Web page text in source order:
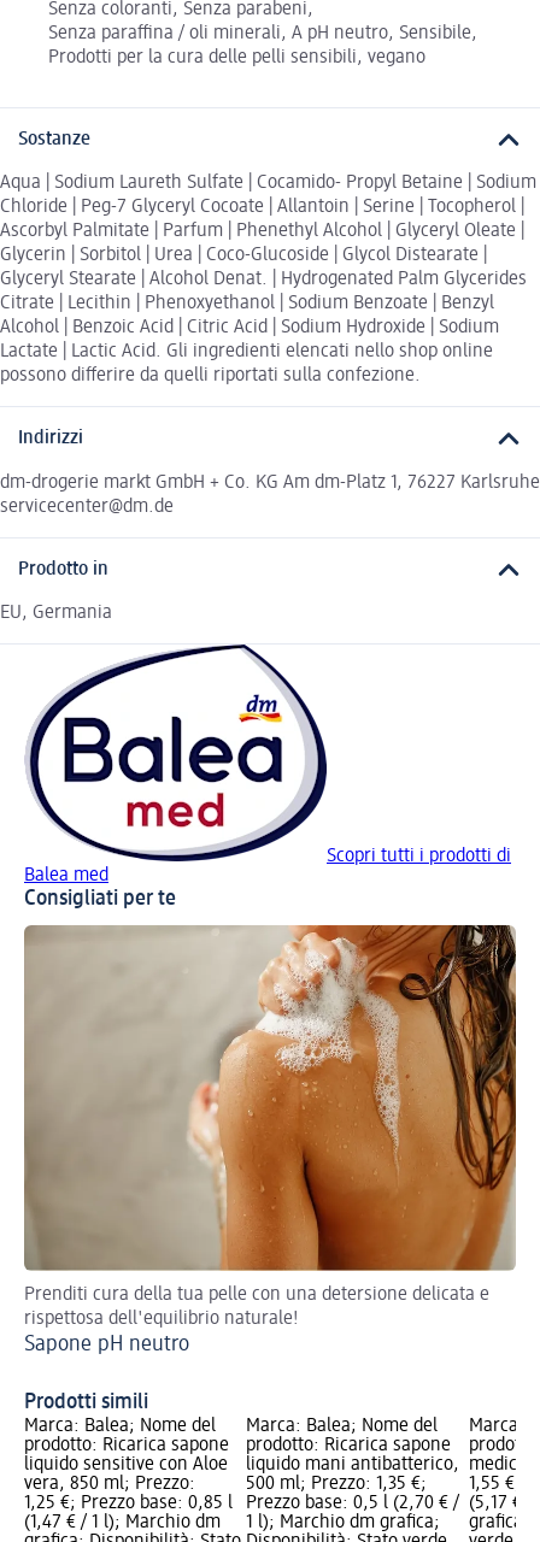
Senza coloranti, Senza parabeni,
Senza paraffina / oli minerali, A pH neutro, Sensibile,
Prodotti per la cura delle pelli sensibili, vegano
Sostanze
Aqua | Sodium Laureth Sulfate | Cocamido- Propyl Betaine | Sodium
Chloride | Peg-7 Glyceryl Cocoate | Allantoin | Serine | Tocopherol |
Ascorbyl Palmitate | Parfum | Phenethyl Alcohol | Glyceryl Oleate |
Glycerin | Sorbitol | Urea | Coco-Glucoside | Glycol Distearate |
Glyceryl Stearate | Alcohol Denat. | Hydrogenated Palm Glycerides
Citrate | Lecithin | Phenoxyethanol | Sodium Benzoate | Benzyl
Alcohol | Benzoic Acid | Citric Acid | Sodium Hydroxide | Sodium
Lactate | Lactic Acid. Gli ingredienti elencati nello shop online
possono differire da quelli riportati sulla confezione.
Indirizzi
dm-drogerie markt GmbH + Co. KG Am dm-Platz 1, 76227 Karlsruhe
servicecenter@dm.de
Prodotto in
EU, Germania
Scopri tutti i prodotti di
Balea med
Consigliati per te
Prenditi cura della tua pelle con una detersione delicata e
rispettosa dell'equilibrio naturale!
Sapone pH neutro
Prodotti simili
Marca: Balea; Nome del
prodotto: Ricarica sapone
liquido sensitive con Aloe
vera, 850 ml; Prezzo:
1,25 €; Prezzo base: 0,85 l
(1,47 € / 1 l); Marchio dm
Marca: Balea; Nome del
prodotto: Ricarica sapone
liquido mani antibatterico,
500 ml; Prezzo: 1,35 €;
Prezzo base: 0,5 l (2,70 € /
1 l); Marchio dm grafica;
Marca:
1,55 €;
(5,17 € /
grafica;